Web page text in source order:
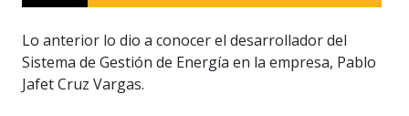
Lo anterior lo dio a conocer el desarrollador del
Sistema de Gestión de Energía en la empresa, Pablo
Jafet Cruz Vargas.